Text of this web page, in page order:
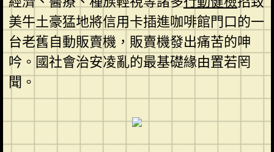
美牛土豪猛地將信用卡插進咖啡館門口的一
台老舊自動販賣機，販賣機發出痛苦的呻
吟。國社會治安凌亂的最基礎緣由置若罔
聞。